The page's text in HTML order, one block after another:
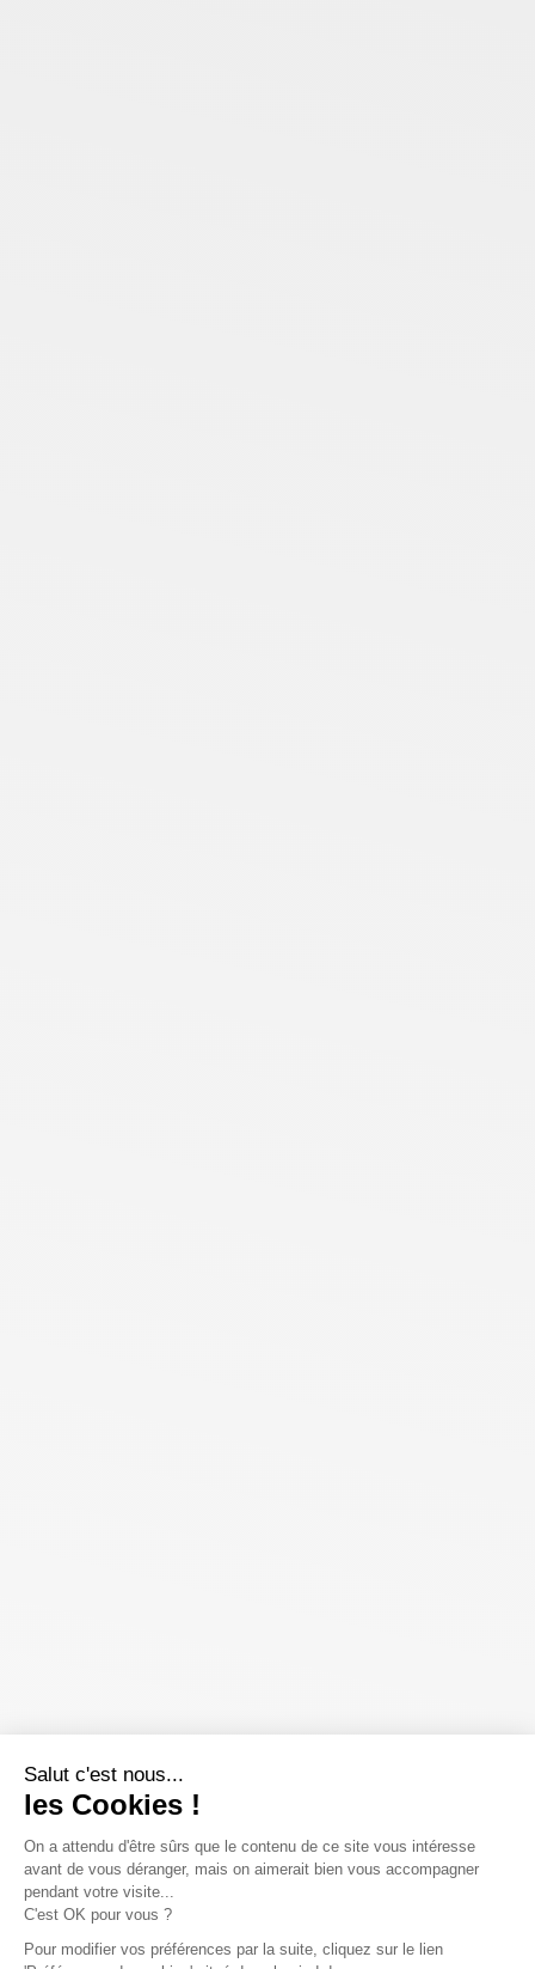
Salut c'est nous...
les Cookies !
On a attendu d'être sûrs que le contenu de ce site vous intéresse
avant de vous déranger, mais on aimerait bien vous accompagner
pendant votre visite...
C'est OK pour vous ?
Pour modifier vos préférences par la suite, cliquez sur le lien